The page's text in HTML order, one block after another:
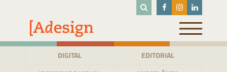
conteúdo
DIGITAL
EDITORIAL